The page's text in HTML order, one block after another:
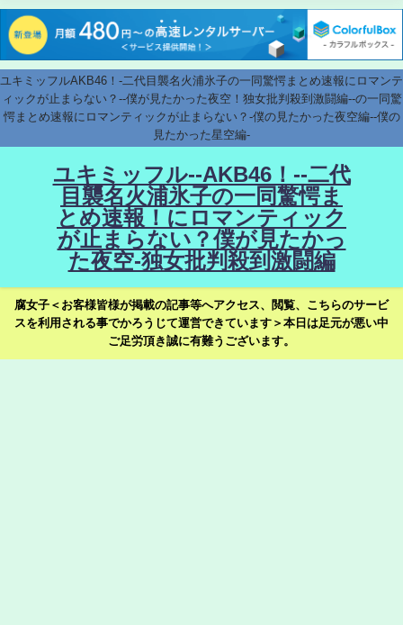
ユキミッフルAKB46！-二代目襲名火浦氷子の一同驚愕まとめ速報にロマンテ
ィックが止まらない？--僕が見たかった夜空！独女批判殺到激闘編--の一同驚
愕まとめ速報にロマンティックが止まらない？-僕の見たかった夜空編--僕の
見たかった星空編-
ユキミッフル--AKB46！--二代
目襲名火浦氷子の一同驚愕ま
とめ速報！にロマンティック
が止まらない？僕が見たかっ
た夜空-独女批判殺到激闘編
腐女子＜お客様皆様が掲載の記事等へアクセス、閲覧、こちらのサービ
スを利用される事でかろうじて運営できています＞本日は足元が悪い中
ご足労頂き誠に有難うございます。